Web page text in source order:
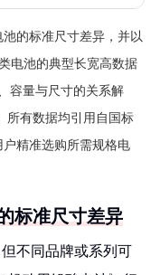
的标准尺寸差异，并以
电池的典型长宽高数据
容量与尺寸的关系解
所有数据均引用自国标
户精准选购所需规格电
标准尺寸差异
不同品牌或系列可